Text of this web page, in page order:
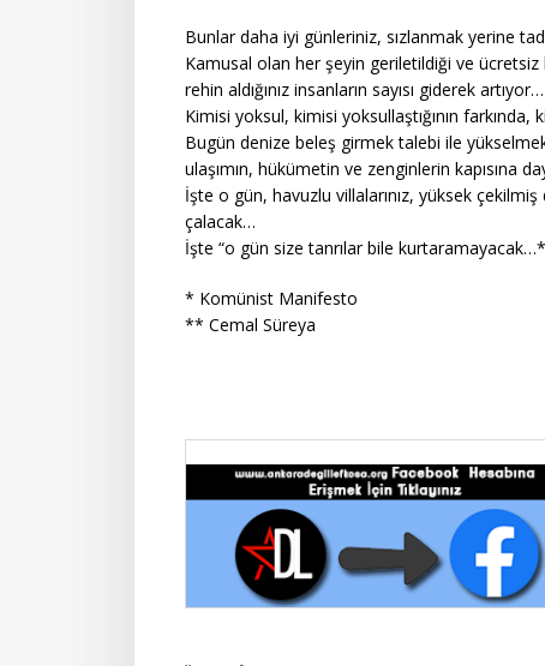
Bunlar daha iyi günleriniz, sızlanmak yerine
Kamusal olan her şeyin geriletildiği ve ücretsiz
rehin aldığınız insanların sayısı giderek artıyor…
Kimisi yoksul, kimisi yoksullaştığının
Bugün denize beleş girmek talebi ile
ulaşımın, hükümetin ve zenginlerin kapısına
İşte o gün, havuzlu villalarınız, yüksek çekilmiş
çalacak…
İşte “o gün size tanrılar bile
* Komünist Manifesto
** Cemal Süreya